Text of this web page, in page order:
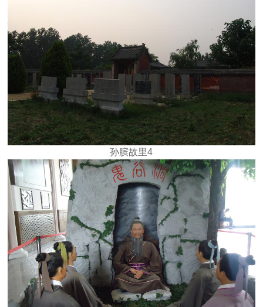
孙膑故里4